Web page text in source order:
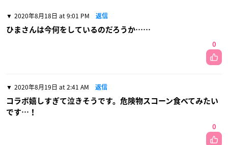
2020年8月18日 at 9:01 PM 返信
ひまさんは今何をしているのだろうか……
0
2020年8月19日 at 2:41 AM 返信
コラボ嬉しすぎて泣きそうです。危険物スコーン食べてみたい
です…！
0